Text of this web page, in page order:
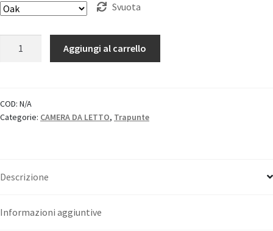
Svuota
in
Style"
Aggiungi al carrello
COD: N/A
Categorie: CAMERA DA LETTO, Trapunte
Descrizione
Informazioni aggiuntive